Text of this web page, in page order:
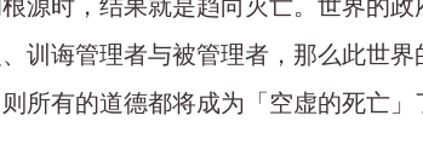
源时，结果就是趋向灭亡。世界的政
训诲管理者与被管理者，那么此世
所有的道德都将成为「空虚的死亡」